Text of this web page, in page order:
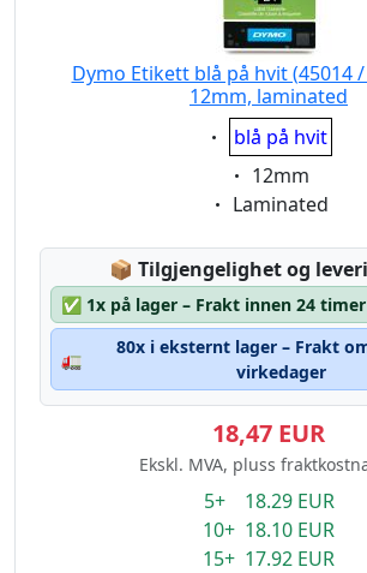
Dymo Etikett blå på hvit (45014 /
12mm, laminated
Eigenschaft:
blå på hvit
Eigenschaft:
12mm
Eigenschaft:
Laminated
📦 Lagerstatus:
Tilgjengelighet og
✅ 1x på lager – Frakt innen 24 timer
🚛
80x i eksternt lager – Frakt
virkedager
18,47 EUR
Ekskl. MVA, pluss
5+ 18.29 EUR
10+ 18.10 EUR
15+ 17.92 EUR